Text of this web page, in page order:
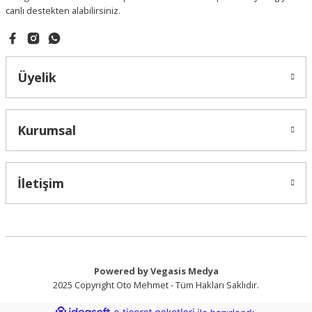
canlı destekten alabilirsiniz.
Üyelik
Kurumsal
İletişim
Powered by Vegasis Medya
2025 Copyright Oto Mehmet - Tüm Hakları Saklıdır.